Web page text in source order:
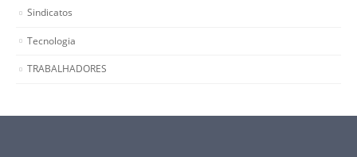
Sindicatos
Tecnologia
TRABALHADORES